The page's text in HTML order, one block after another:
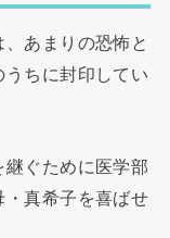
あまりの恐怖と
ちに封印してい
ぐために医学部
真希子を喜ばせ